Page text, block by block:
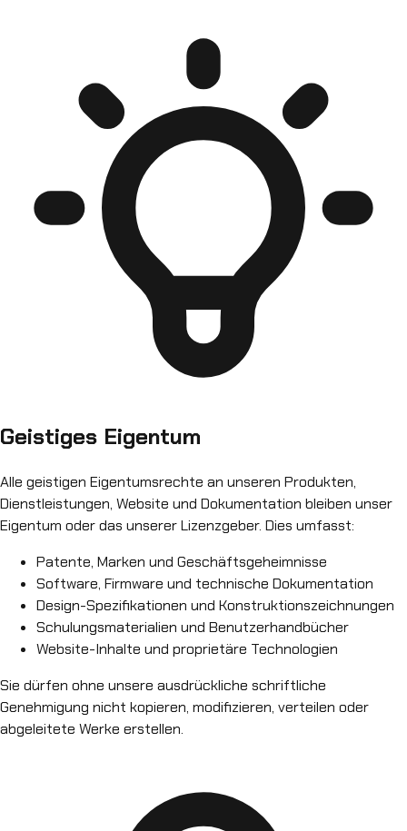
Geistiges Eigentum
Alle geistigen Eigentumsrechte an unseren Produkten,
Dienstleistungen, Website und Dokumentation bleiben unser
Eigentum oder das unserer Lizenzgeber. Dies umfasst:
Patente, Marken und Geschäftsgeheimnisse
Software, Firmware und technische Dokumentation
Design-Spezifikationen und Konstruktionszeichnungen
Schulungsmaterialien und Benutzerhandbücher
Website-Inhalte und proprietäre Technologien
Sie dürfen ohne unsere ausdrückliche schriftliche
Genehmigung nicht kopieren, modifizieren, verteilen oder
abgeleitete Werke erstellen.